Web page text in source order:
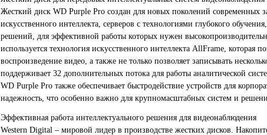
Жесткий диск WD Purple Pro создан для новых поколений современных
искусственного интеллекта, серверов с технологиями глубокого
решений, для эффективной работы которых нужен
используется технология искусственного интеллекта AllFrame, которая
воспроизведение видео, а также не только позволяет записывать
поддерживает 32 дополнительных потока для работы аналитической
WD Purple Pro также обеспечивает быстродействие устройств для
надежность, что особенно важно для крупномасштабных систем и
Эффективная работа интеллектуального решения для видеонаблюдения
Western Digital – мировой лидер в производстве жестких дисков.